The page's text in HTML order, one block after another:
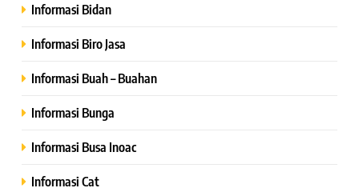
Informasi Bidan
Informasi Biro Jasa
Informasi Buah – Buahan
Informasi Bunga
Informasi Busa Inoac
Informasi Cat